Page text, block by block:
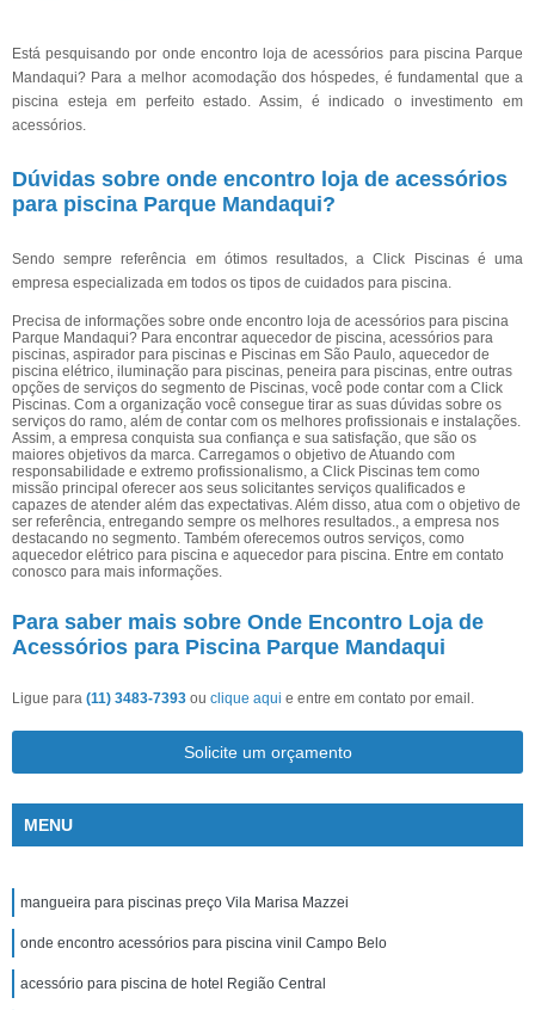
Está pesquisando por onde encontro loja de acessórios para piscina Parque
Mandaqui? Para a melhor acomodação dos hóspedes, é fundamental que a
piscina esteja em perfeito estado. Assim, é indicado o investimento em
acessórios.
Dúvidas sobre onde encontro loja de acessórios
para piscina Parque Mandaqui?
Sendo sempre referência em ótimos resultados, a Click Piscinas é uma
empresa especializada em todos os tipos de cuidados para piscina.
Precisa de informações sobre onde encontro loja de acessórios para piscina
Parque Mandaqui? Para encontrar aquecedor de piscina, acessórios para
piscinas, aspirador para piscinas e Piscinas em São Paulo, aquecedor de
piscina elétrico, iluminação para piscinas, peneira para piscinas, entre outras
opções de serviços do segmento de Piscinas, você pode contar com a Click
Piscinas. Com a organização você consegue tirar as suas dúvidas sobre os
serviços do ramo, além de contar com os melhores profissionais e instalações.
Assim, a empresa conquista sua confiança e sua satisfação, que são os
maiores objetivos da marca. Carregamos o objetivo de Atuando com
responsabilidade e extremo profissionalismo, a Click Piscinas tem como
missão principal oferecer aos seus solicitantes serviços qualificados e
capazes de atender além das expectativas. Além disso, atua com o objetivo de
ser referência, entregando sempre os melhores resultados., a empresa nos
destacando no segmento. Também oferecemos outros serviços, como
aquecedor elétrico para piscina e aquecedor para piscina. Entre em contato
conosco para mais informações.
Para saber mais sobre Onde Encontro Loja de
Acessórios para Piscina Parque Mandaqui
Ligue para (11) 3483-7393 ou clique aqui e entre em contato por email.
Solicite um orçamento
MENU
mangueira para piscinas preço Vila Marisa Mazzei
onde encontro acessórios para piscina vinil Campo Belo
acessório para piscina de hotel Região Central